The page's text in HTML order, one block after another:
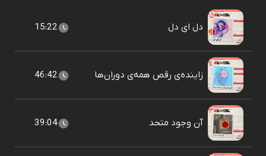
دل ای دل 15:22
زاينده‌ی رقص همه‌ی دوران‌ها 46:42
آن وجود متحد 39:04